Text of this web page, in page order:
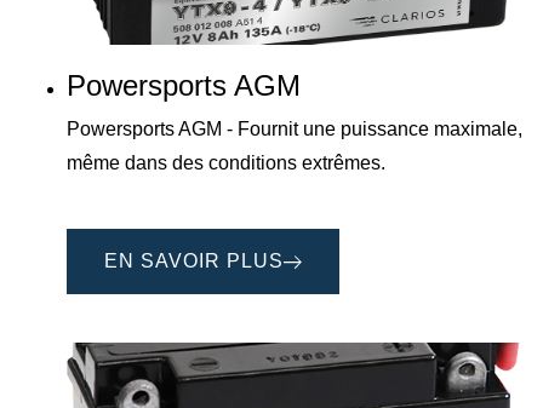
Powersports AGM
Powersports AGM - Fournit une puissance maximale,
même dans des conditions extrêmes.
EN SAVOIR PLUS